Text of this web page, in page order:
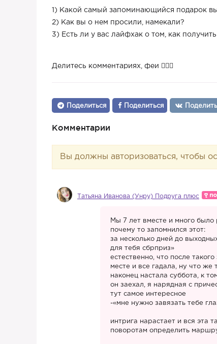
1) Какой самый запоминающийся подарок
2) Как вы о нем просили, намекали?
3) Есть ли у вас лайфхак о том, как
Делитесь комментариях, феи 🧚🏼‍♀️
Поделиться Поделиться
Комментарии
Вы должны авторизоваться, чтобы
Татьяна Иванова (Унру) Подруга плюс
Мы 7 лет вместе и много
почему то запомнился этот:
за несколько дней до
для тебя сбрприз»
естественно, что после
месте и все гадала, ну что
наконец настала суббота, к
он заехал, я нарядная с
тут самое интересное
-«мне нужно завязать тебе
интрига нарастает и вся эта
поворотам определить